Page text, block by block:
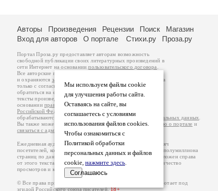
Мы используем файлы cookie
для улучшения работы сайта.
Оставаясь на сайте, вы
соглашаетесь с условиями
использования файлов cookies.
Чтобы ознакомиться с
Политикой обработки
персональных данных и файлов
cookie, нажмите здесь.
Соглашаюсь
Авторы Произведения Рецензии Поиск
Магазин
Вход для авторов
О портале Стихи.ру Проза.ру
Портал Проза.ру предоставляет авторам возможность
свободной публикации своих литературных произведений в
сети Интернет на основаниипользовательского договора
Все авторские права на произведения принадлежат авторам
и охраняются законом
. Перепечатка произведений возможна
только с согласия его автора, к которому вы можете
обратиться на его авторской странице. Ответственность за
тексты произведений авторы несут самостоятельно на
основанииправил публикацииизаконодательства
Российской Федерации
обрабатываются на основанииПолитики обработки персональных данных
Вы также можете посмотреть более подробнуюинформацию о портале и
связаться с администрацией
Ежедневная аудитория портала Проза.ру – порядка 100 тысяч
посетителей, которые в общей сумме просматривают более полумиллиона
страниц по данным счетчика посещаемости, который расположен справа
от этого текста. В каждой графе указано по две цифры: количество
просмотров и количество посетителей.
© Все права принадлежат авторам, 2000-2026. Портал работает под
эгидойРоссийского союза писателей.18+